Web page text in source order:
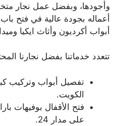
وأجودها، وبفضل عمل نجار
أعماله بجودة عالية في فتح
أبواب أكرديون وأثاث ايكيا
تتعدد خدماتنا بفضل نجارنا
تفصيل أبواب وتركيب
الكويت.
فتح الأقفال بوفيهات
على مدار 24.